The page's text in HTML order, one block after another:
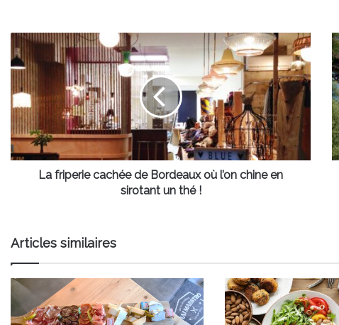
friperie
cachée
de
Bordeaux
où
l’on
chine
en
sirotantLa friperie cachée de Bordeaux où l’on chine en
sirotant un thé !
:
le
Articles similaires